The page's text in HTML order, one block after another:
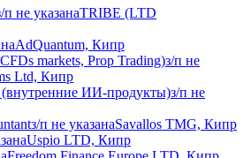
п не указанаTRIBE (LTD
AdQuantum, Кипр
markets, Prop Trading)з/п не
Ltd, Кипр
(внутренние ИИ-продукты)з/п не
з/п не указанаSavallos TMG, Кипр
Uspio LTD, Кипр